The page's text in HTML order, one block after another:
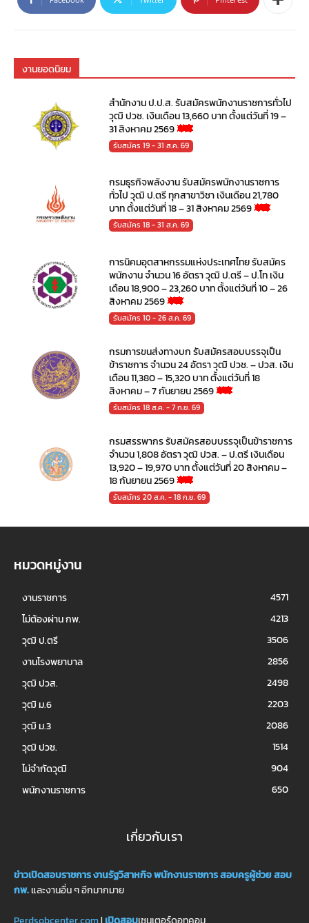
งานยอดนิยม
สำนักงาน ป.ป.ส. รับสมัครพนักงานราชการทั่วไป
วุฒิ ปวช. เงินเดือน 13,660 บาท ตั้งแต่วันที่ 19 –
31 สิงหาคม 2569
รับสมัคร 19 - 31 ส.ค. 69
กรมธุรกิจพลังงาน รับสมัครพนักงานราชการ
ทั่วไป วุฒิ ป.ตรี ทุกสาขาวิชา เงินเดือน 21,780
บาท ตั้งแต่วันที่ 18 – 31 สิงหาคม 2569
รับสมัคร 18 - 31 ส.ค. 69
การนิคมอุตสาหกรรมแห่งประเทศไทย รับสมัคร
พนักงาน จำนวน 16 อัตรา วุฒิ ป.ตรี – ป.โท เงิน
เดือน 18,900 – 23,260 บาท ตั้งแต่วันที่ 10 – 26
สิงหาคม 2569
รับสมัคร 10 - 26 ส.ค. 69
กรมการขนส่งทางบก รับสมัครสอบบรรจุเป็น
ข้าราชการ จำนวน 24 อัตรา วุฒิ ปวช. – ปวส. เงิน
เดือน 11,380 – 15,320 บาท ตั้งแต่วันที่ 18
สิงหาคม – 7 กันยายน 2569
รับสมัคร 18 ส.ค. - 7 ก.ย. 69
กรมสรรพากร รับสมัครสอบบรรจุเป็นข้าราชการ
จำนวน 1,808 อัตรา วุฒิ ปวส. – ป.ตรี เงินเดือน
13,920 – 19,970 บาท ตั้งแต่วันที่ 20 สิงหาคม –
18 กันยายน 2569
รับสมัคร 20 ส.ค. - 18 ก.ย. 69
หมวดหมู่งาน
งานราชการ
4571
ไม่ต้องผ่าน กพ.
4213
วุฒิ ป.ตรี
3506
งานโรงพยาบาล
2856
วุฒิ ปวส.
2498
วุฒิ ม.6
2203
วุฒิ ม.3
2086
วุฒิ ปวช.
1514
ไม่จำกัดวุฒิ
904
พนักงานราชการ
650
เกี่ยวกับเรา
ข่าวเปิดสอบราชการงานรัฐวิสาหกิจพนักงานราชการสอบครูผู้ช่วยสอบ
กพ.และงานอื่น ๆ อีกมากมาย